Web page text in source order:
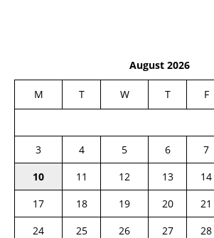
August 2026
M T W T F
3
4 5 6 7
10
11 12 13 14
17
18 19 20 21
24
25 26 27 28